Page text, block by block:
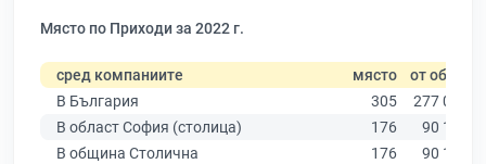
Място по Приходи за 2022 г.
сред компаниите място от общо
В България
305
277 019
В област София (столица)
176
90 178
В община Столична
176
90 178